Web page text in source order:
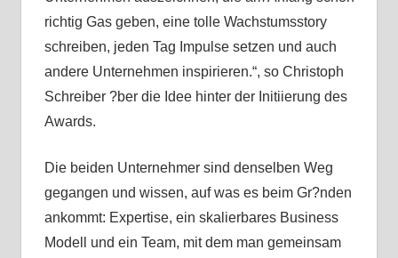
richtig Gas geben, eine tolle Wachstumsstory
schreiben, jeden Tag Impulse setzen und auch
andere Unternehmen inspirieren.“, so Christoph
Schreiber ?ber die Idee hinter der Initiierung des
Awards.
Die beiden Unternehmer sind denselben Weg
gegangen und wissen, auf was es beim Gr?nden
ankommt: Expertise, ein skalierbares Business
Modell und ein Team, mit dem man gemeinsam